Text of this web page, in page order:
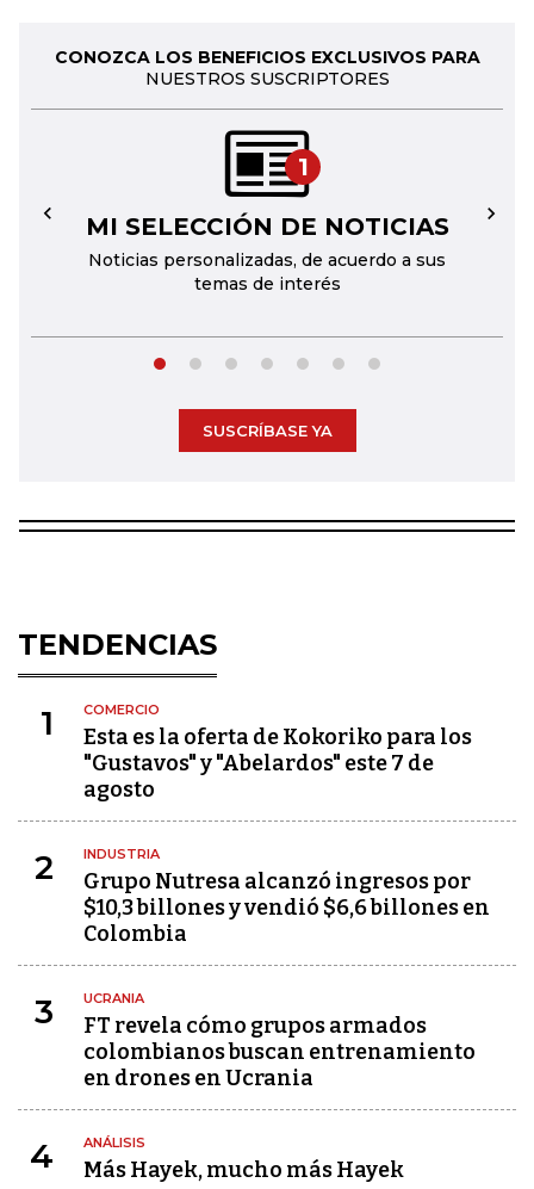
CONOZCA LOS BENEFICIOS EXCLUSIVOS PARA
NUESTROS SUSCRIPTORES
1
MI SELECCIÓN DE NOTICIAS
Noticias personalizadas, de acuerdo a sus
temas de interés
← →
SUSCRÍBASE YA
TENDENCIAS
1 COMERCIO
Esta es la oferta de Kokoriko para los
"Gustavos" y "Abelardos" este 7 de
agosto
2 INDUSTRIA
Grupo Nutresa alcanzó ingresos por
$10,3 billones y vendió $6,6 billones en
Colombia
3 UCRANIA
FT revela cómo grupos armados
colombianos buscan entrenamiento
en drones en Ucrania
4 ANÁLISIS
Más Hayek, mucho más Hayek